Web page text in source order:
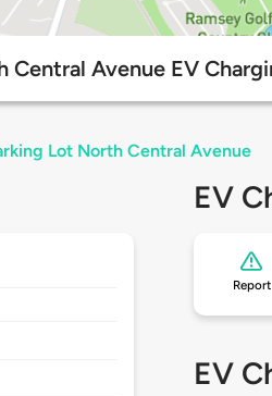
Central Avenue EV
Lot North Central Avenue
EV
Report
EV